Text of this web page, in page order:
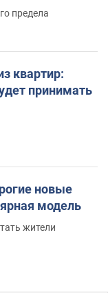
предела
квартир:
принимать
новые
модель
жители